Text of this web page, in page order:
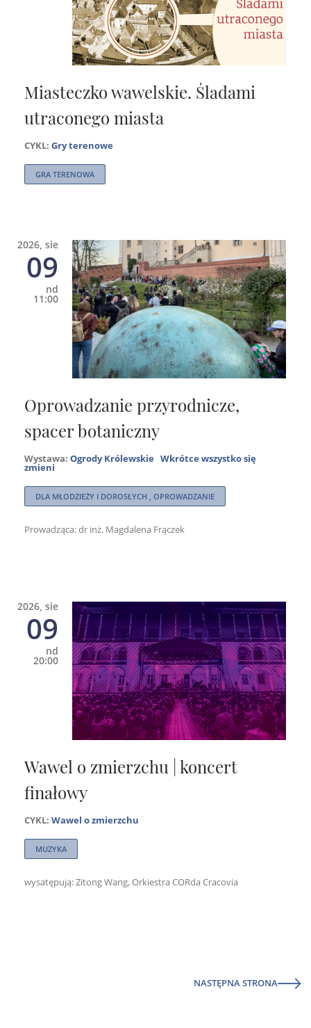
Miasteczko wawelskie. Śladami
utraconego miasta
CYKL: Gry terenowe
GRA TERENOWA
2026, sie
09
nd
11:00
Oprowadzanie przyrodnicze,
spacer botaniczny
Wystawa: Ogrody Królewskie Wkrótce wszystko się
zmieni
DLA MŁODZIEŻY I DOROSŁYCH , OPROWADZANIE
Prowadząca: dr inż. Magdalena Frączek
2026, sie
09
nd
20:00
Wawel o zmierzchu | koncert
finałowy
CYKL: Wawel o zmierzchu
MUZYKA
wysatępują: Zitong Wang, Orkiestra CORda Cracovia
NASTĘPNA STRONA